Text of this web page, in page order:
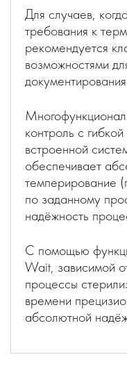
Для случаев,
требования к
рекомендуется
возможностями
контроль с
встроенной
обеспечивает
темперирование
по заданному
надёжность
С помощью
Wait, зависимой
процессы
времени
абсолютной